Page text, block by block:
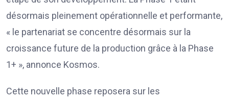
désormais pleinement opérationnelle et performante,
« le partenariat se concentre désormais sur la
croissance future de la production grâce à la Phase
1+ », annonce Kosmos.
Cette nouvelle phase reposera sur les